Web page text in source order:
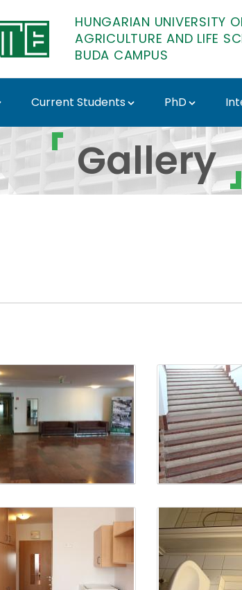
HUNGARIAN UNIVERSITY
AGRICULTURE AND LIFE
BUDA CAMPUS
Current Students PhD
- Buda
Gallery